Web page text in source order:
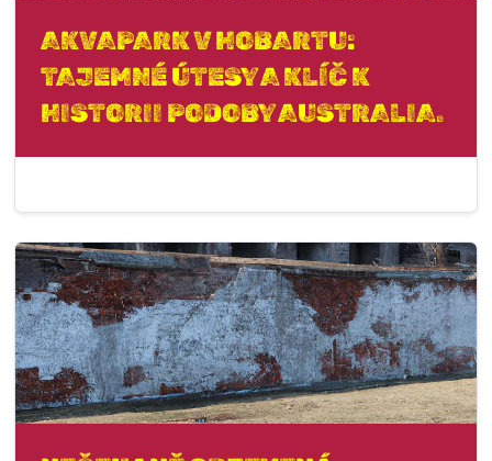
AKVAPARK V HOBARTU:
TAJEMNÉ ÚTESY A KLÍČ K
HISTORII PODOBY AUSTRALIA.